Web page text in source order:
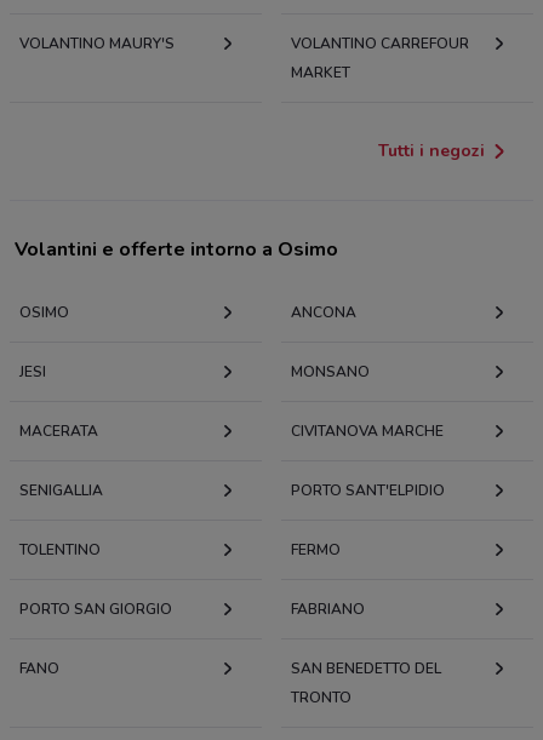
VOLANTINO MAURY'S
VOLANTINO CARREFOUR
MARKET
Tutti i negozi
Volantini e offerte intorno a Osimo
OSIMO ANCONA
JESI MONSANO
MACERATA CIVITANOVA MARCHE
SENIGALLIA PORTO SANT'ELPIDIO
TOLENTINO FERMO
PORTO SAN GIORGIO FABRIANO
FANO
SAN BENEDETTO DEL
TRONTO